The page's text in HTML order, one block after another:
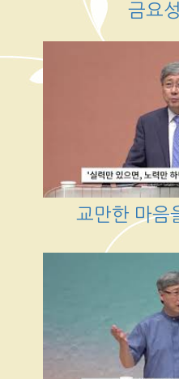
금요
교만한 마음